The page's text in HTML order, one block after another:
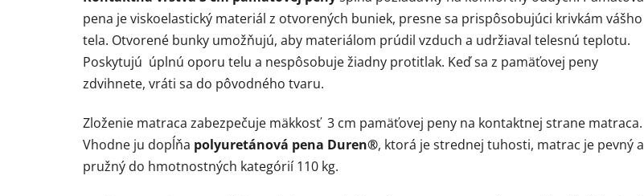
pena je viskoelastický materiál z otvorených buniek, presne sa prispôsobujúci krivkám vášho
tela. Otvorené bunky umožňujú, aby materiálom prúdil vzduch a udržiaval telesnú teplotu.
Poskytujú úplnú oporu telu a nespôsobuje žiadny protitlak. Keď sa z pamäťovej peny
zdvihnete, vráti sa do pôvodného tvaru.
Zloženie matraca zabezpečuje mäkkosť 3 cm pamäťovej peny na kontaktnej strane matraca.
Vhodne ju dopĺňa polyuretánová pena Duren®, ktorá je strednej tuhosti, matrac je pevný a
pružný do hmotnostných kategórií 110 kg.